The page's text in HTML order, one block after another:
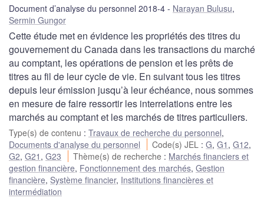
Document d’analyse du personnel 2018-4 Narayan Bulusu,
Sermin Gungor
Cette étude met en évidence les propriétés des titres du
gouvernement du Canada dans les transactions du marché
au comptant, les opérations de pension et les prêts de
titres au fil de leur cycle de vie. En suivant tous les titres
depuis leur émission jusqu’à leur échéance, nous sommes
en mesure de faire ressortir les interrelations entre les
marchés au comptant et les marchés de titres particuliers.
Type(s) de contenu : Travaux de recherche du personnel,
Documents d'analyse du personnel
Code(s) JEL :G,G1 ,G12,
G2, G21 , G23 Thème(s) de recherche : Marchés financiers et
gestion financière, Fonctionnement des marchés, Gestion
financière, Système financier, Institutions financières et
intermédiation